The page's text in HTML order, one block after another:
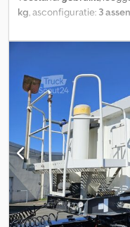
kg, asconfiguratie: 3 assen
,
laadruimtehoogte:1.460
ABS,
Laadvermogen 31.510
mm, extra versterking
Hydraulische achterklep
assen Alcoa aluminium
Onder voorbehoud van